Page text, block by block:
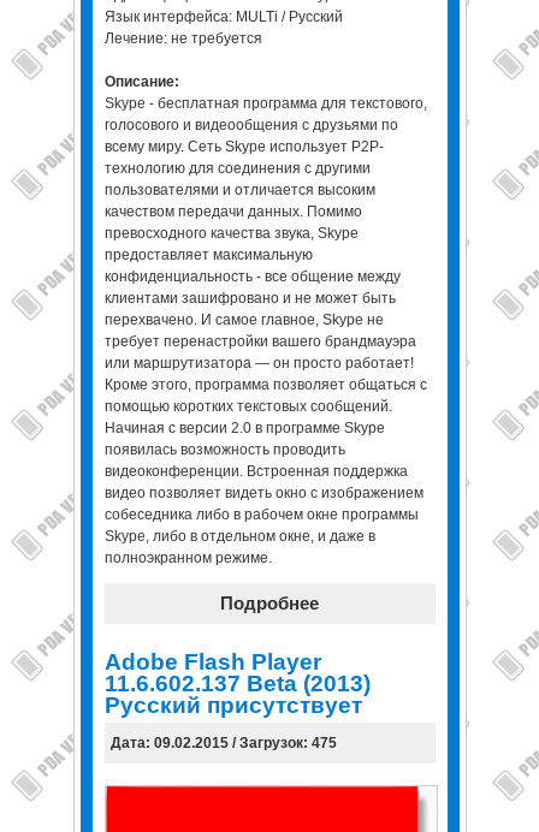
Язык интерфейса: MULTi / Русский
Лечение: не требуется
Описание:
Skype - бесплатная программа для текстового,
голосового и видеообщения с друзьями по
всему миру. Сеть Skype использует P2P-
технологию для соединения с другими
пользователями и отличается высоким
качеством передачи данных. Помимо
превосходного качества звука, Skype
предоставляет максимальную
конфиденциальность - все общение между
клиентами зашифровано и не может быть
перехвачено. И самое главное, Skype не
требует перенастройки вашего брандмауэра
или маршрутизатора — он просто работает!
Кроме этого, программа позволяет общаться с
помощью коротких текстовых сообщений.
Начиная с версии 2.0 в программе Skype
появилась возможность проводить
видеоконференции. Встроенная поддержка
видео позволяет видеть окно с изображением
собеседника либо в рабочем окне программы
Skype, либо в отдельном окне, и даже в
полноэкранном режиме.
Подробнее
Adobe Flash Player
11.6.602.137 Beta (2013)
Русский присутствует
Дата: 09.02.2015 / Загрузок: 475